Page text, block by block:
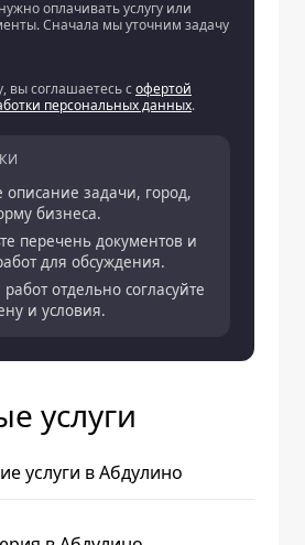
оплачивать услугу или
Сначала мы уточним задачу
вы соглашаетесь софертой
персональных данных.
описание задачи, город,
бизнеса.
перечень документов и
для обсуждения.
отдельно согласуйте
и условия.
услуги
услуги в Абдулино